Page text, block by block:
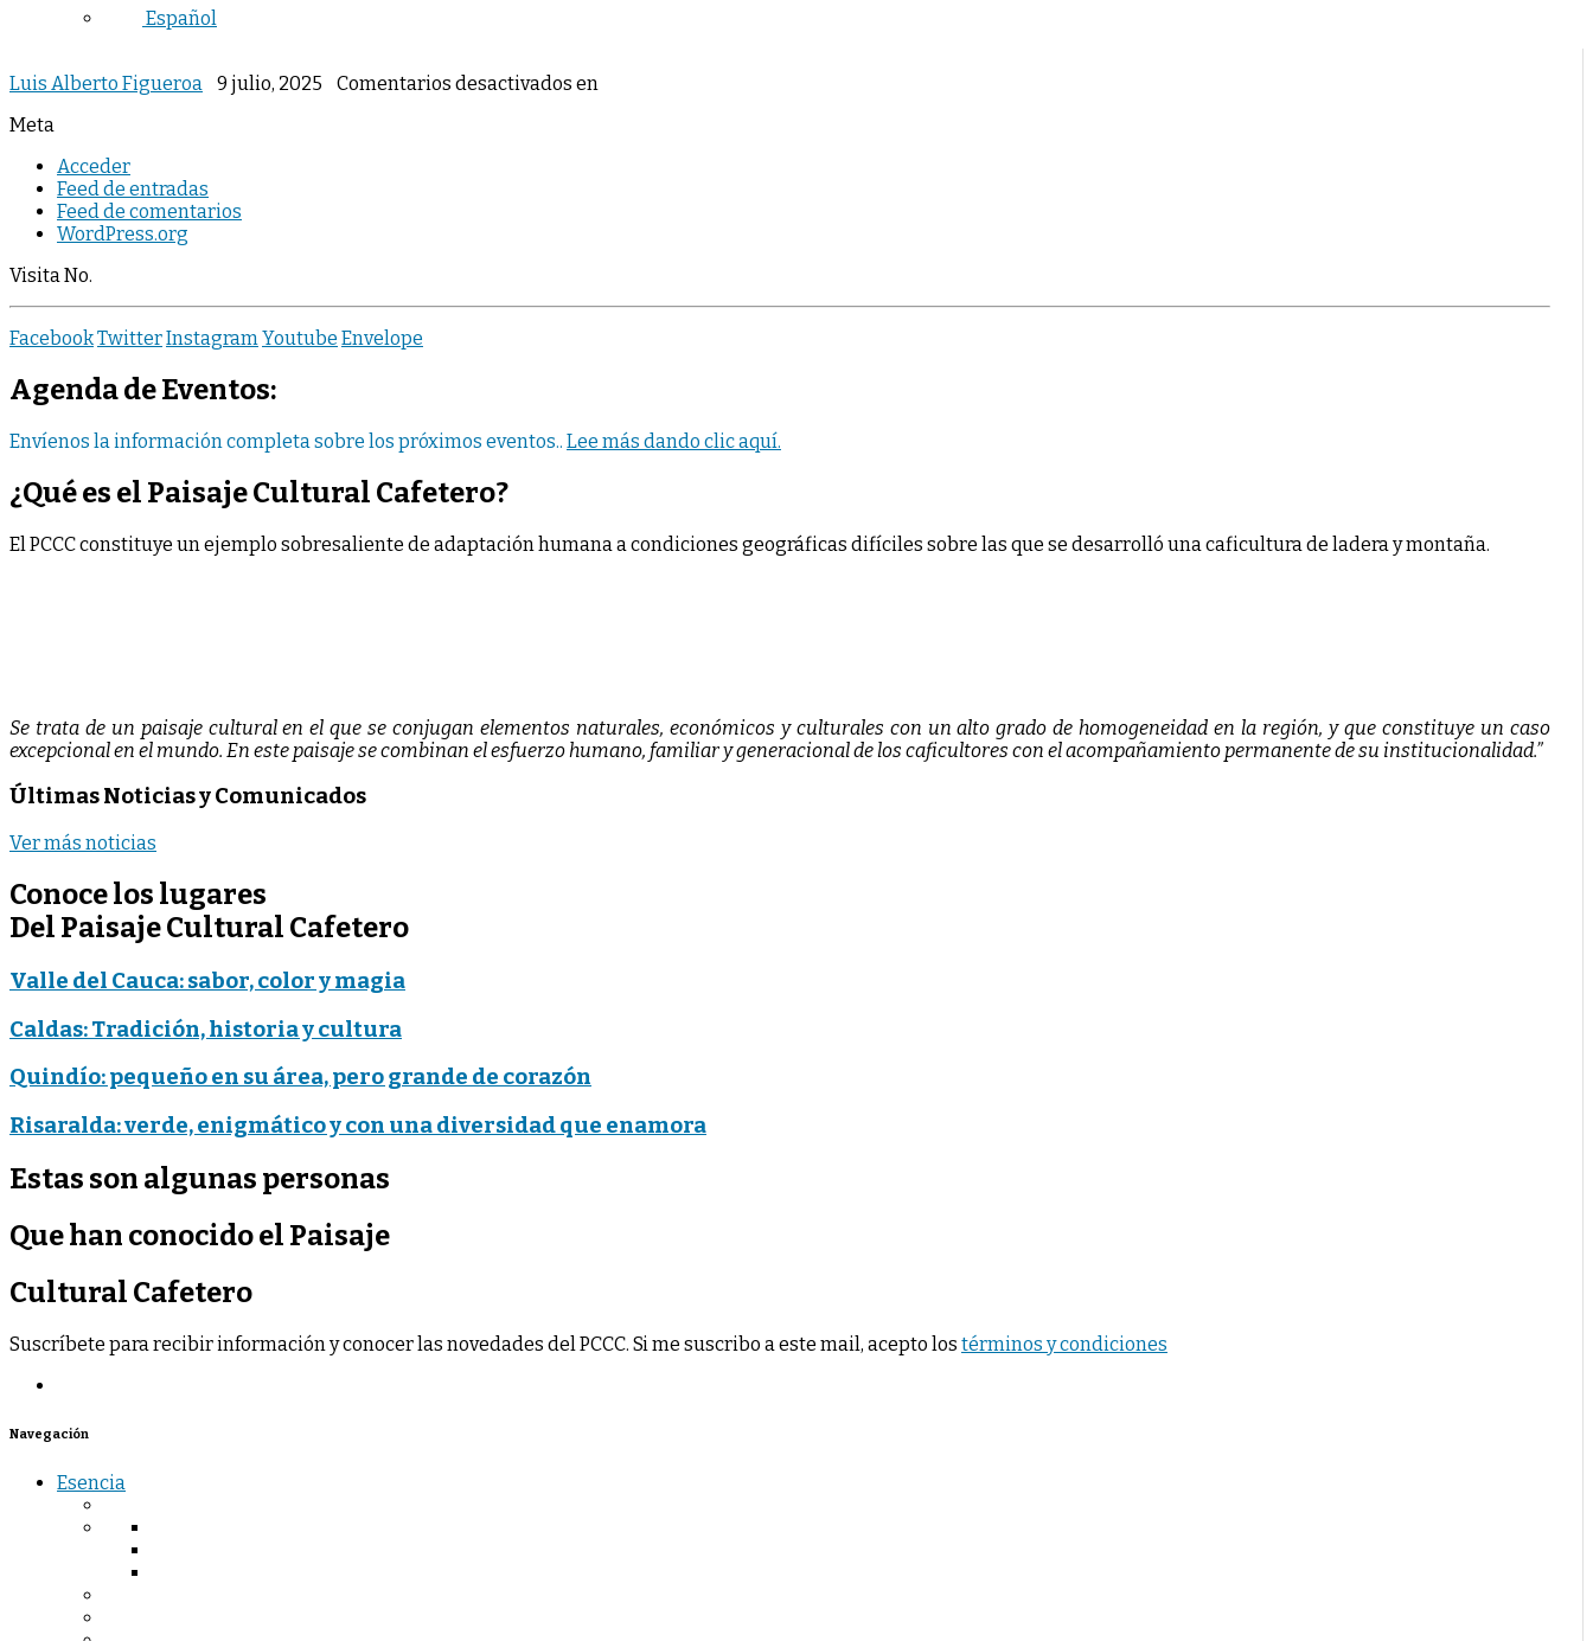
Español
Luis Alberto Figueroa 9 julio, 2025 Comentarios desactivados en
Meta
Acceder
Feed de entradas
Feed de comentarios
WordPress.org
Visita No.
FacebookTwitterInstagramYoutube Envelope
Agenda de Eventos:
Envíenos la información completa sobre los próximos eventos.. Lee más dando clic aquí.
¿Qué es el Paisaje Cultural Cafetero?
El PCCC constituye un ejemplo sobresaliente de adaptación humana a condiciones geográficas difíciles sobre las que se desarrolló una caficultura de ladera y montaña.
Se trata de un paisaje cultural en el que se conjugan elementos naturales, económicos y culturales con un alto grado de homogeneidad en la región, y que constituye un caso
excepcional en el mundo. En este paisaje se combinan el esfuerzo humano, familiar y generacional de los caficultores con el acompañamiento permanente de su institucionalidad.”
Últimas Noticias y Comunicados
Ver más noticias
Conocelos lugares
Del PaisajeCultural Cafetero
Valle del Cauca: sabor, color y magia
Caldas: Tradición, historia y cultura
Quindío: pequeño en su área, pero grande de corazón
Risaralda: verde, enigmático y con una diversidad que enamora
Estas son algunas personas
Que han conocido el Paisaje
Cultural Cafetero
Suscríbete para recibir información y conocer las novedades del PCCC. Si me suscribo a este mail, acepto los términos y condiciones
Navegación
Esencia